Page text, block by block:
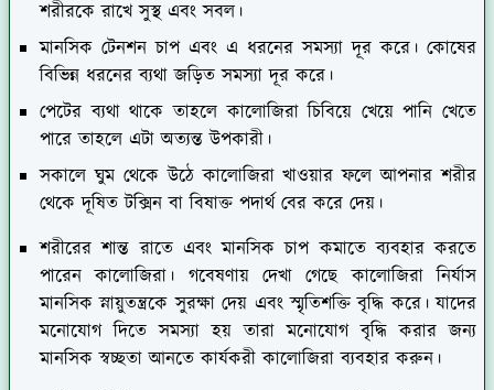
শরীরকে রাখে সুস্থ এবং সবল।
মানসিক টেনশন চাপ এবং এ ধরনের সমস্যা দূর করে। কোষের
বিভিন্ন ধরনের ব্যথা জড়িত সমস্যা দূর করে।
পেটের ব্যথা থাকে তাহলে কালোজিরা চিবিয়ে খেয়ে পানি খেতে
পারে তাহলে এটা অত্যন্ত উপকারী।
সকালে ঘুম থেকে উঠে কালোজিরা খাওয়ার ফলে আপনার শরীর
থেকে দূষিত টক্সিন বা বিষাক্ত পদার্থ বের করে দেয়।
শরীরের শান্ত রাতে এবং মানসিক চাপ কমাতে ব্যবহার করতে
পারেন কালোজিরা। গবেষণায় দেখা গেছে কালোজিরা নির্যাস
মানসিক স্নায়ুতন্ত্রকে সুরক্ষা দেয় এবং স্মৃতিশক্তি বৃদ্ধি করে। যাদের
মনোযোগ দিতে সমস্যা হয় তারা মনোযোগ বৃদ্ধি করার জন্য
মানসিক স্বচ্ছতা আনতে কার্যকরী কালোজিরা ব্যবহার করুন।